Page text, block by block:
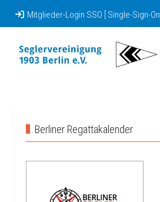
Mitglieder-Login SSO [ Single-Sign-On ]
Berliner Regattakalender